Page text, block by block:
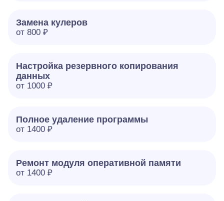
Замена кулеров
от 800 ₽
Настройка резервного копирования
данных
от 1000 ₽
Полное удаление программы
от 1400 ₽
Ремонт модуля оперативной памяти
от 1400 ₽